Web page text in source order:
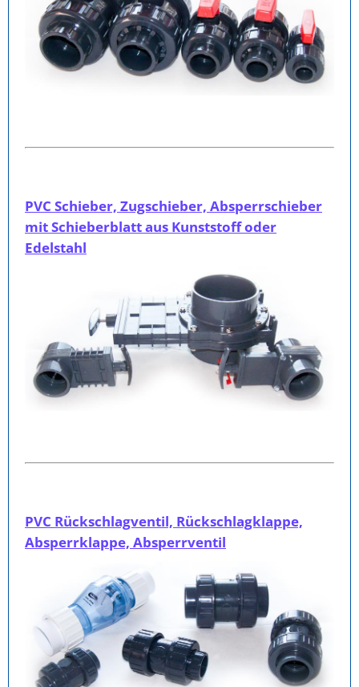
PVC Schieber, Zugschieber, Absperrschieber
mit Schieberblatt aus Kunststoff oder
Edelstahl
PVC Rückschlagventil, Rückschlagklappe,
Absperrklappe, Absperrventil